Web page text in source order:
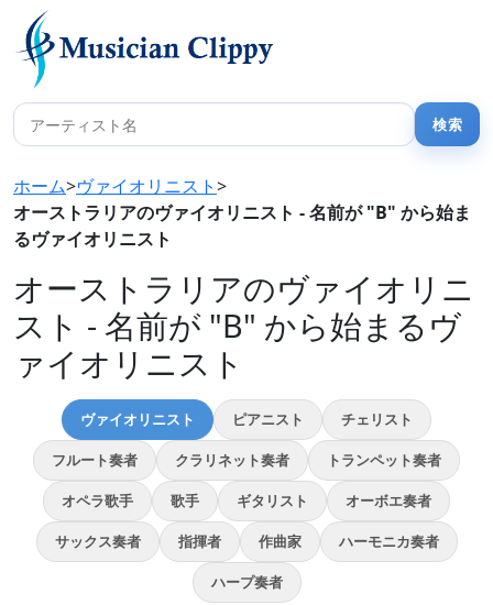
ホーム>ヴァイオリニスト>
オーストラリアのヴァイオリニスト - 名前が "B" から始ま
るヴァイオリニスト
オーストラリアのヴァイオリニ
スト - 名前が "B" から始まるヴ
ァイオリニスト
ヴァイオリニスト ピアニスト チェリスト
フルート奏者 クラリネット奏者 トランペット奏者
オペラ歌手 歌手 ギタリスト オーボエ奏者
サックス奏者 指揮者 作曲家 ハーモニカ奏者
ハープ奏者